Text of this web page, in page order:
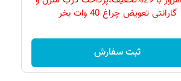
گارانتی تعویض چراغ 40 وات بخر
ثبت سفارش